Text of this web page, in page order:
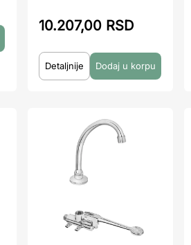
10.207,00 RSD
Detaljnije